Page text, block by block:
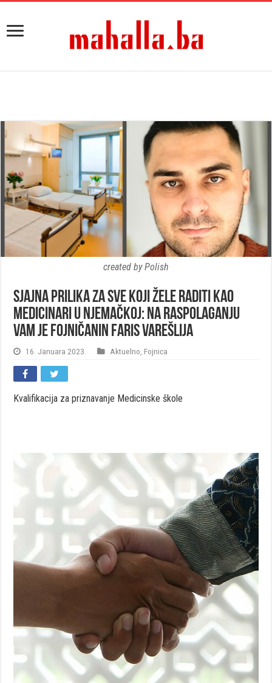
created by Polish
Sjajna prilika za sve koji žele raditi kao
medicinari u Njemačkoj: Na raspolaganju
Vam je Fojničanin Faris Varešlija
16. Januara 2023. Aktuelno Fojnica
Kvalifikacija za priznavanje Medicinske škole